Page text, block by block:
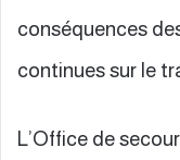
conséquences
continues sur le
L’Office de